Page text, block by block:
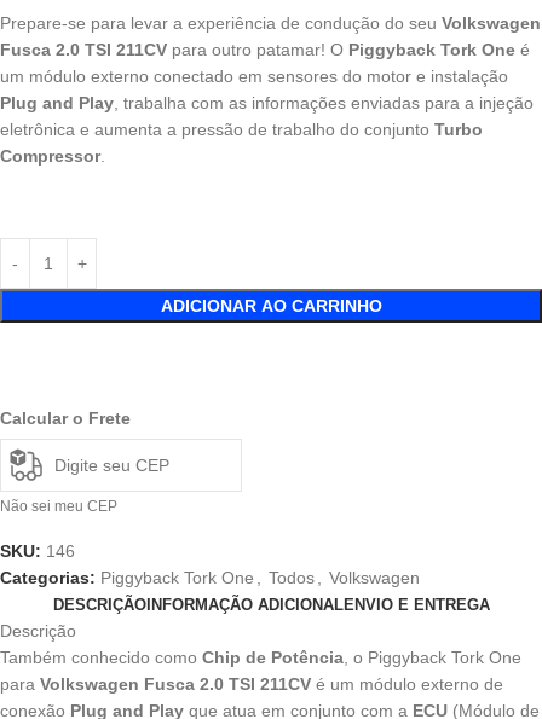
Prepare-se para levar a experiência de condução do seu Volkswagen
Fusca 2.0 TSI 211CV para outro patamar! O Piggyback Tork One é
um módulo externo conectado em sensores do motor e instalação
Plug and Play, trabalha com as informações enviadas para a injeção
eletrônica e aumenta a pressão de trabalho do conjunto Turbo
Compressor.
ADICIONAR AO CARRINHO
Calcular o Frete
Não sei meu CEP
SKU: 146
Categorias: Piggyback Tork One , Todos, Volkswagen
DESCRIÇÃOINFORMAÇÃO ADICIONALENVIO E ENTREGA
Descrição
Também conhecido como Chip de Potência, o Piggyback Tork One
para Volkswagen Fusca 2.0 TSI 211CV é um módulo externo de
conexão Plug and Play que atua em conjunto com a ECU (Módulo de